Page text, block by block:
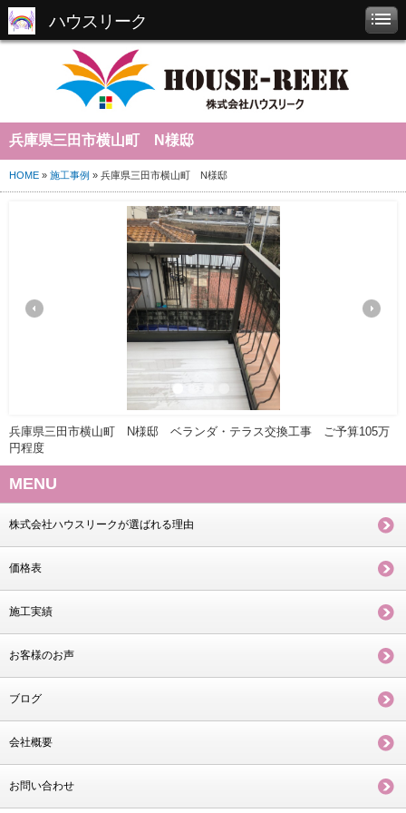
ハウスリーク
兵庫県三田市横山町 N様邸
HOME » 施工事例 » 兵庫県三田市横山町 N様邸
兵庫県三田市横山町 N様邸 ベランダ・テラス交換工事 ご予算105万
円程度
MENU
株式会社ハウスリークが選ばれる理由
価格表
施工実績
お客様のお声
ブログ
会社概要
お問い合わせ